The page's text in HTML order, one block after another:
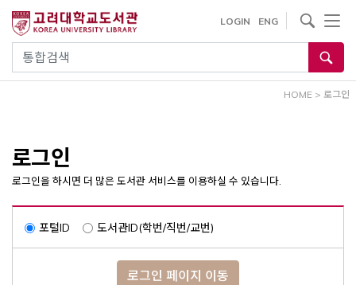
건
통합검색
LOGIN ENG
사이트내 검색
HOME > 로그인
로그인
로그인을 하시면 더 많은 도서관 서비스를 이용하실 수 있습니다.
포털ID 도서관ID(학번/직번/교번)
로그인 페이지 이동